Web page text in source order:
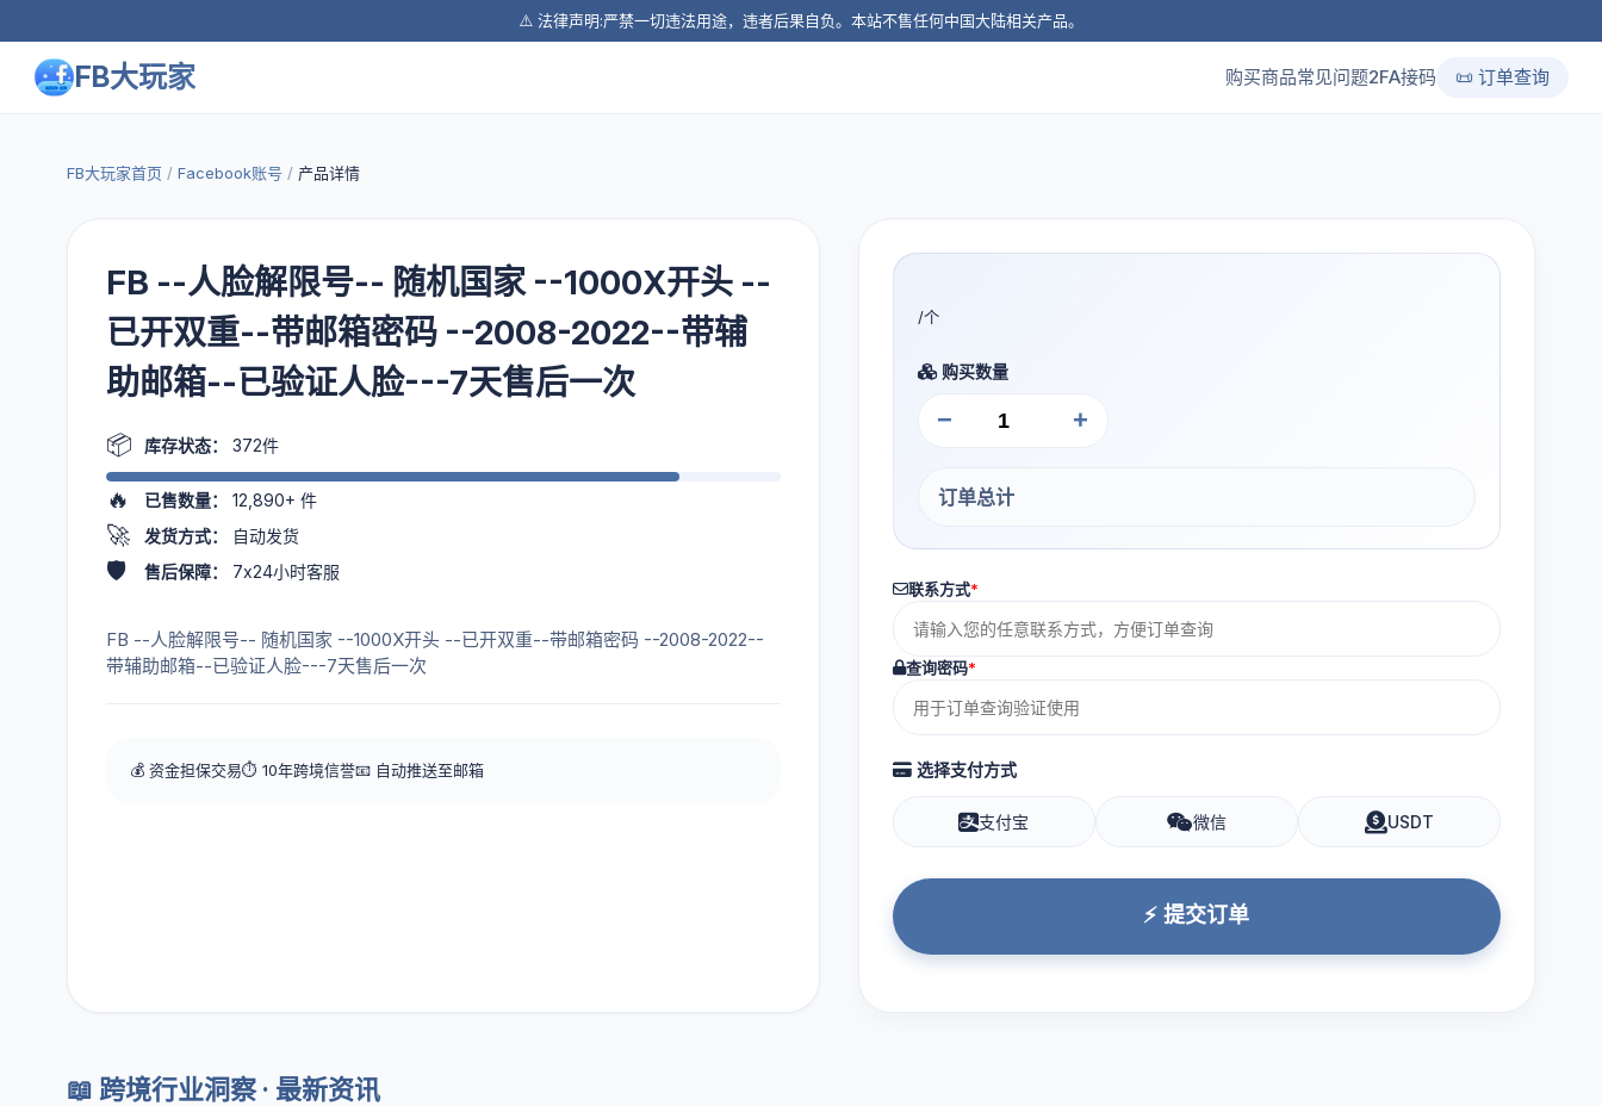
⚠️ 法律声明:严禁一切违法用途，违者后果自负。本站不售任何中国大陆相关产品。
FB大玩家 购买商品常见问题2FA接码 📜 订单查询
FB大玩家首页 / Facebook账号 / 产品详情
FB --人脸解限号-- 随机国家 --1000X开头 --
已开双重--带邮箱密码 --2008-2022--带辅
助邮箱--已验证人脸---7天售后一次
📦 库存状态： 372件
🔥 已售数量： 12,890+ 件
🚀 发货方式： 自动发货
🛡️ 售后保障： 7x24小时客服
FB --人脸解限号-- 随机国家 --1000X开头 --已开双重--带邮箱密码 --2008-2022--
带辅助邮箱--已验证人脸---7天售后一次
💰 资金担保交易⏱️ 10年跨境信誉📧 自动推送至邮箱
/个
购买数量
− +
订单总计
联系方式*
查询密码*
选择支付方式
支付宝 微信 USDT
⚡ 提交订单
📖 跨境行业洞察 · 最新资讯